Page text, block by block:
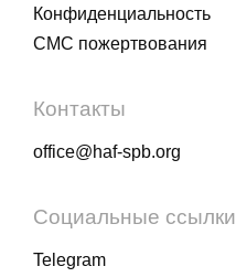
Конфиденциальность
СМС пожертвования
Контакты
office@haf-spb.org
Социальные ссылки
Telegram